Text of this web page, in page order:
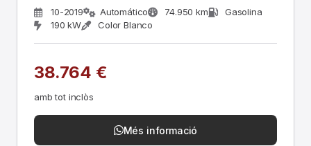
10-2019 Automático 74.950 km
Gasolina
190 kW
Color Blanco
38.764 €
amb tot inclòs
Més informació